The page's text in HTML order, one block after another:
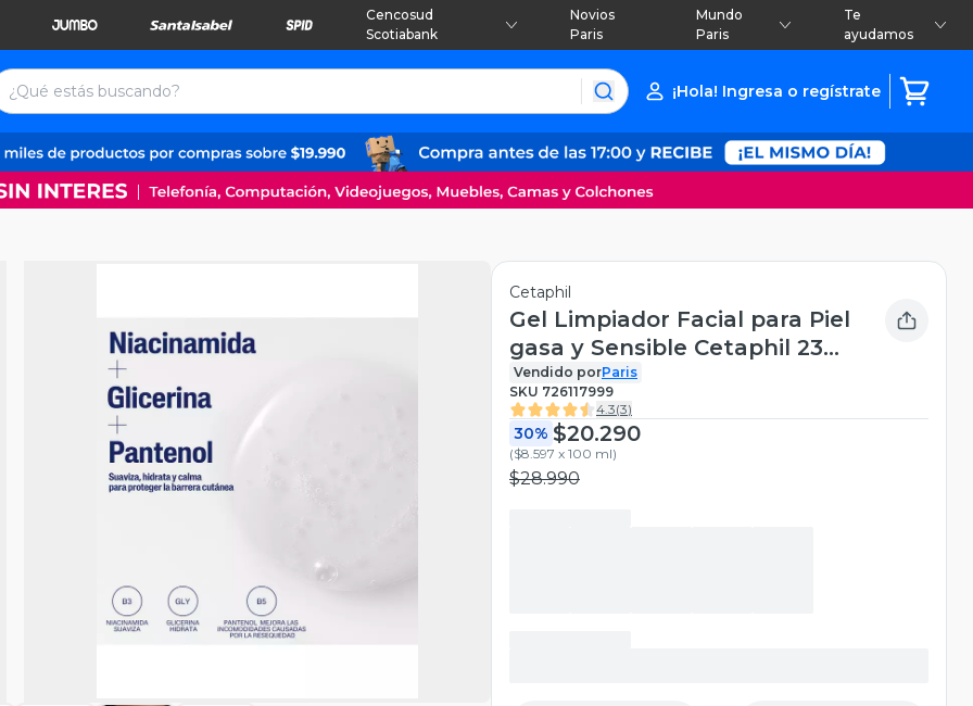
Cencosud
Scotiabank
Novios
Paris
Mundo
Paris
Te
ayudamos
¡Hola! Ingresa o regístrate
Cetaphil
Gel Limpiador Facial para Piel
gasa y Sensible Cetaphil 236
ml
Vendido porParis
SKU 726117999
4.3(3)
30% $20.290
($8.597 x 100 ml)
$28.990